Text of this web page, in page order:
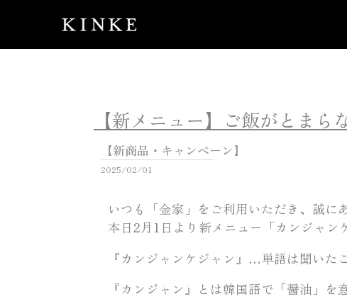
を
【新メニュー】ご飯がとまら
【新商品・キャンペーン】
2025/02/01
いつも「金家」をご利用いただき、誠に
本日2月1日より新メニュー「カンジャン
『カンジャンケジャン』…単語は聞いた
『カンジャン』とは韓国語で「醤油」を